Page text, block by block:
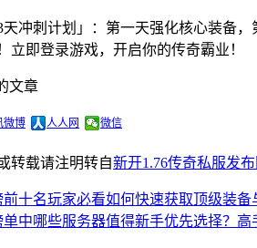
冲刺计划」：第一天强化核心装备
即登录游戏，开启你的传奇霸业！
文章
微博 人人网 微信
转载请注明转自新开1.76传奇私服发布
十名玩家必看如何快速获取顶级装备
中哪些服务器值得新手优先选择？高